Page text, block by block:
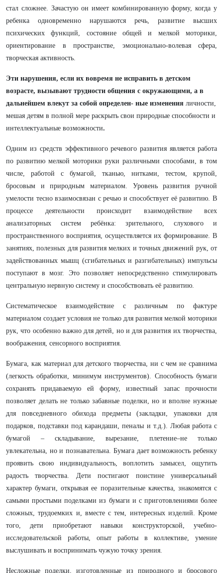
стал сложнее. Зачастую он имеет комбинированную форму, когда у
ребенка одновременно нарушаются речь, развитие высших
психических функций, состояние общей и мелкой моторики,
ориентирование в пространстве, эмоционально-волевая сфера,
творческая активность.
Эти нарушения, если их вовремя не исправить в детском
возрасте, вызывают трудности общения с окружающими, а в
дальнейшем влекут за собой определен- ные изменения личности,
мешая детям в полной мере раскрыть свои природные способности и
интеллектуальные возможности.
Одним из средств эффективного речевого развития является работа
по развитию мелкой моторики руки различными способами, в том
числе, работой с бумагой, тканью, нитками, тестом, крупой,
бросовым и природным материалом. Уровень развития ручной
умелости тесно взаимосвязан с речью и способствует её развитию. В
процессе деятельности происходит взаимодействие всех
анализаторных систем ребёнка: зрительного, слухового и
пространственного восприятия, осуществляется их формирование. В
занятиях, полезных для развития мелких и точных движений рук, от
задействованных мышц (сгибательных и разгибательных) импульсы
поступают в мозг. Это позволяет непосредственно стимулировать
центральную нервную систему и способствовать её развитию.
Систематическое взаимодействие с различным по фактуре
материалом создает условия не только для развития мелкой моторики
рук, что особенно важно для детей, но и для развития их творчества,
воображения, сенсорного восприятия.
Бумага, как материал для детского творчества, ни с чем не сравнима
(легкость обработки, минимум инструментов). Способность бумаги
сохранять придаваемую ей форму, известный запас прочности
позволяет делать не только забавные поделки, но и вполне нужные
для повседневного обихода предметы (закладки, упаковки для
подарков, подставки под карандаши, пеналы и т.д.). Любая работа с
бумагой – складывание, вырезание, плетение–не только
увлекательна, но и познавательна. Бумага дает возможность ребенку
проявить свою индивидуальность, воплотить замысел, ощутить
радость творчества. Дети постигают поистине универсальный
характер бумаги, открывая ее поразительные качества, знакомятся с
самыми простыми поделками из бумаги и с приготовлениями более
сложных, трудоемких и, вместе с тем, интересных изделий. Кроме
того, дети приобретают навыки конструкторской, учебно-
исследовательской работы, опыт работы в коллективе, умение
выслушивать и воспринимать чужую точку зрения.
Несложные поделки, изготовленные из природного и бросового